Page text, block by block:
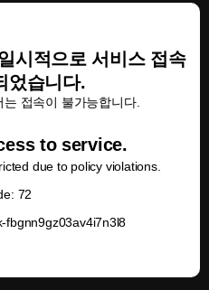
시적으로 서비스 접속
었습니다.
접속이 불가능합니다.
to service.
due to policy violations.
72
fbgnn9gz03av4i7n3l8